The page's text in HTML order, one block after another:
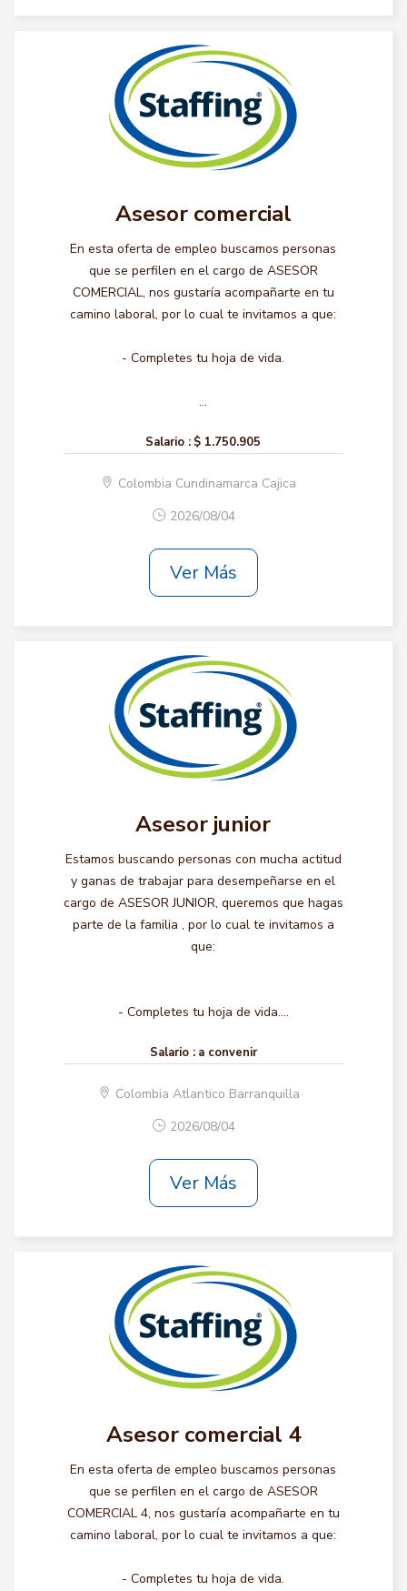
Asesor comercial
En esta oferta de empleo buscamos personas
que se perfilen en el cargo de ASESOR
COMERCIAL, nos gustaría acompañarte en tu
camino laboral, por lo cual te invitamos a que:
- Completes tu hoja de vida.
...
Salario : $ 1.750.905
Colombia Cundinamarca Cajica
2026/08/04
Ver Más
Asesor junior
Estamos buscando personas con mucha actitud
y ganas de trabajar para desempeñarse en el
cargo de ASESOR JUNIOR, queremos que hagas
parte de la familia , por lo cual te invitamos a
que:
- Completes tu hoja de vida....
Salario : a convenir
Colombia Atlantico Barranquilla
2026/08/04
Ver Más
Asesor comercial 4
En esta oferta de empleo buscamos personas
que se perfilen en el cargo de ASESOR
COMERCIAL 4, nos gustaría acompañarte en tu
camino laboral, por lo cual te invitamos a que:
- Completes tu hoja de vida.